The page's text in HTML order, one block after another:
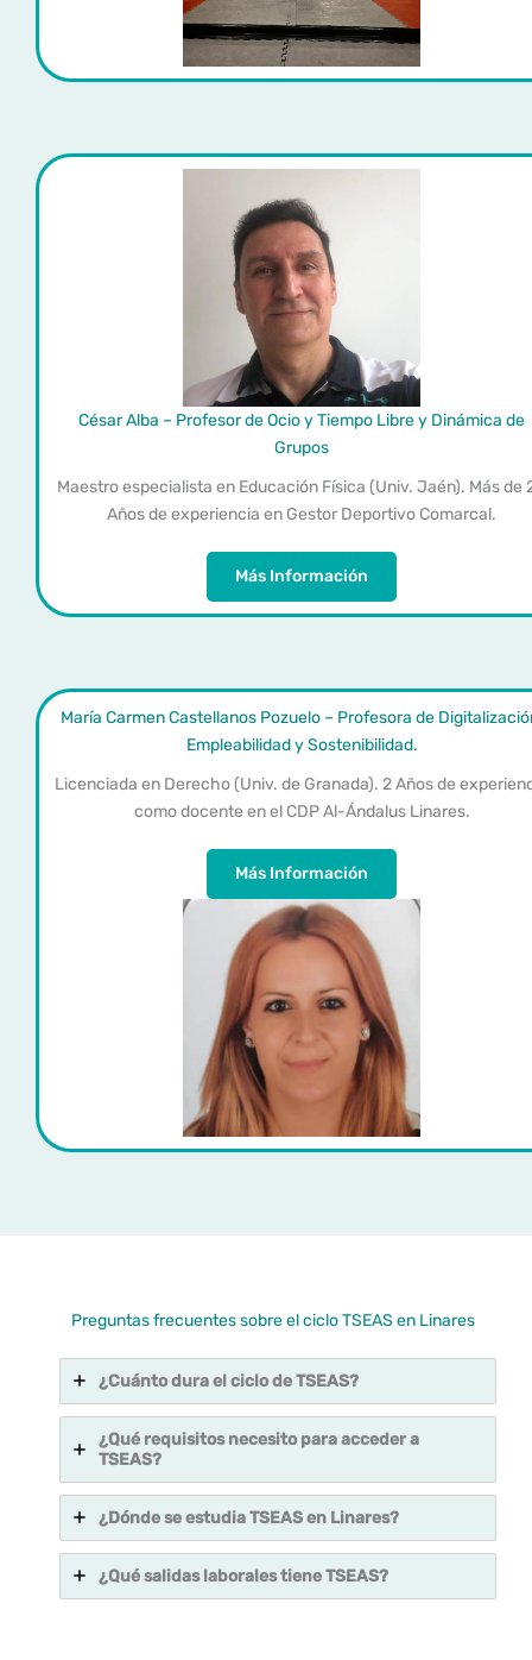
César Alba – Profesor de Ocio y Tiempo Libre y Dinámica de
Grupos
Maestro especialista en Educación Física (Univ. Jaén). Más de
Años de experiencia en Gestor Deportivo Comarcal.
Más Información
María Carmen Castellanos Pozuelo – Profesora de
Empleabilidad y Sostenibilidad.
Licenciada en Derecho (Univ. de Granada). 2 Años de
como docente en el CDP Al-Ándalus Linares.
Más Información
Preguntas frecuentes sobre el ciclo TSEAS en Linares
¿Cuánto dura el ciclo de TSEAS?
¿Qué requisitos necesito para acceder a
TSEAS?
¿Dónde se estudia TSEAS en Linares?
¿Qué salidas laborales tiene TSEAS?